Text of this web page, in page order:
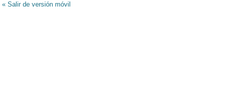
« Salir de versión móvil